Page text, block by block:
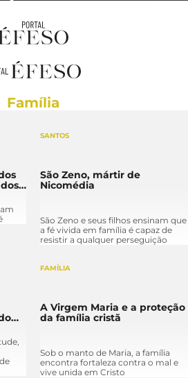
Família
SANTOS
São Zeno, mártir de
Nicomédia
São Zeno e seus filhos ensinam que
a fé vivida em família é capaz de
resistir a qualquer perseguição
FAMÍLIA
A Virgem Maria e a proteção
da família cristã
Sob o manto de Maria, a família
encontra fortaleza contra o mal e
vive unida em Cristo